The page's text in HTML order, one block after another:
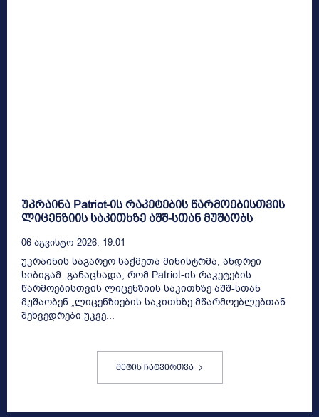
უკრაინა Patriot-ის რაკეტების წარმოებისთვის
ლიცენზიის საკითხზე აშშ-სთან მუშაობს
06 Აგვისტო 2026, 19:01
უკრაინის საგარეო საქმეთა მინისტრმა, ანდრეი
სიბიგამ განაცხადა, რომ Patriot-ის რაკეტების
წარმოებისთვის ლიცენზიის საკითხზე აშშ-სთან
მუშაობენ.„ლიცენზიების საკითხზე მწარმოებლებთან
შეხვედრები უკვე...
მეტის ჩატვირთვა